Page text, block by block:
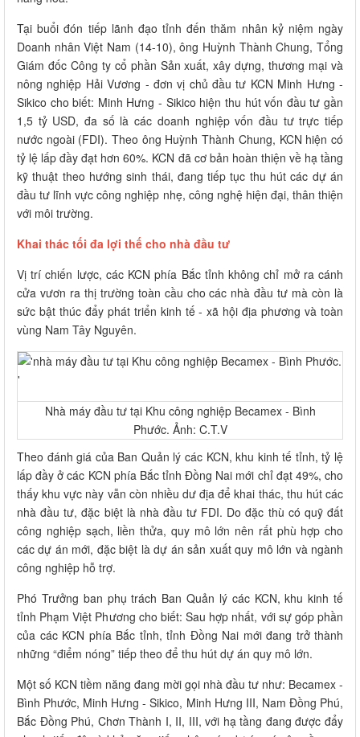
Tại buổi đón tiếp lãnh đạo tỉnh đến thăm nhân kỷ niệm ngày
Doanh nhân Việt Nam (14-10), ông Huỳnh Thành Chung, Tổng
Giám đốc Công ty cổ phần Sản xuất, xây dựng, thương mại và
nông nghiệp Hải Vương - đơn vị chủ đầu tư KCN Minh Hưng -
Sikico cho biết: Minh Hưng - Sikico hiện thu hút vốn đầu tư gần
1,5 tỷ USD, đa số là các doanh nghiệp vốn đầu tư trực tiếp
nước ngoài (FDI). Theo ông Huỳnh Thành Chung, KCN hiện có
tỷ lệ lấp đầy đạt hơn 60%. KCN đã cơ bản hoàn thiện về hạ tầng
kỹ thuật theo hướng sinh thái, đang tiếp tục thu hút các dự án
đầu tư lĩnh vực công nghiệp nhẹ, công nghệ hiện đại, thân thiện
với môi trường.
Khai thác tối đa lợi thế cho nhà đầu tư
Vị trí chiến lược, các KCN phía Bắc tỉnh không chỉ mở ra cánh
cửa vươn ra thị trường toàn cầu cho các nhà đầu tư mà còn là
sức bật thúc đẩy phát triển kinh tế - xã hội địa phương và toàn
vùng Nam Tây Nguyên.
Nhà máy đầu tư tại Khu công nghiệp Becamex - Bình
Phước. Ảnh: C.T.V
Theo đánh giá của Ban Quản lý các KCN, khu kinh tế tỉnh, tỷ lệ
lấp đầy ở các KCN phía Bắc tỉnh Đồng Nai mới chỉ đạt 49%, cho
thấy khu vực này vẫn còn nhiều dư địa để khai thác, thu hút các
nhà đầu tư, đặc biệt là nhà đầu tư FDI. Do đặc thù có quỹ đất
công nghiệp sạch, liền thửa, quy mô lớn nên rất phù hợp cho
các dự án mới, đặc biệt là dự án sản xuất quy mô lớn và ngành
công nghiệp hỗ trợ.
Phó Trưởng ban phụ trách Ban Quản lý các KCN, khu kinh tế
tỉnh Phạm Việt Phương cho biết: Sau hợp nhất, với sự góp phần
của các KCN phía Bắc tỉnh, tỉnh Đồng Nai mới đang trở thành
những “điểm nóng” tiếp theo để thu hút dự án quy mô lớn.
Một số KCN tiềm năng đang mời gọi nhà đầu tư như: Becamex -
Bình Phước, Minh Hưng - Sikico, Minh Hưng III, Nam Đồng Phú,
Bắc Đồng Phú, Chơn Thành I, II, III, với hạ tầng đang được đẩy